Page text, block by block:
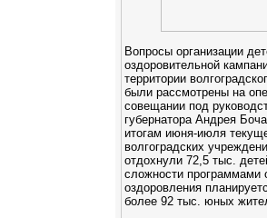
Вопросы организации
оздоровительной
территории
были рассмотрены на
совещании под
губернатора Андрея
итогам июня-июля
волгоградских
отдохнули 72,5 тыс.
сложности программами
оздоровления
более 92 тыс. юных